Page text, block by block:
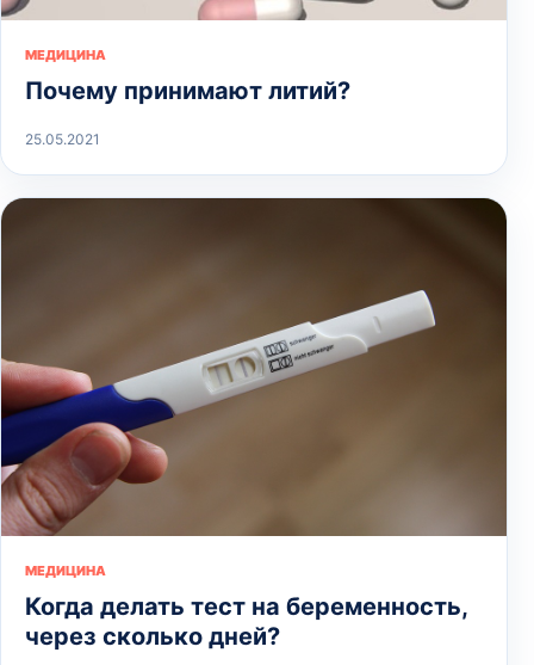
МЕДИЦИНА
Почему принимают литий?
25.05.2021
МЕДИЦИНА
Когда делать тест на беременность,
через сколько дней?